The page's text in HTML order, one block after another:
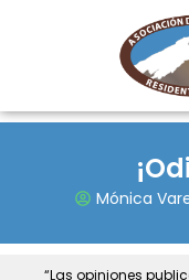
Mónica
“Las opiniones